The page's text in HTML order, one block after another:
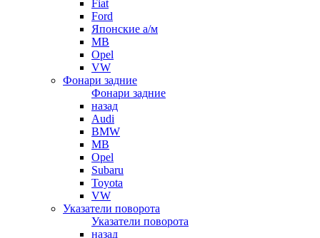
Fiat
Ford
Японские а/м
MB
Opel
VW
Фонари задние
Фонари задние
назад
Audi
BMW
MB
Opel
Subaru
Toyota
VW
Указатели поворота
Указатели поворота
назад